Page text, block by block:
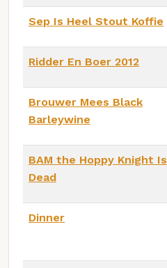
Sep Is Heel Stout Koffie
Ridder En Boer 2012
Brouwer Mees Black
Barleywine
BAM the Hoppy Knight Is
Dead
Dinner